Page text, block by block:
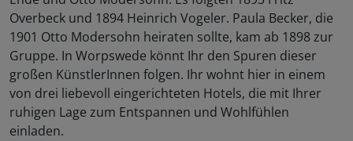
Overbeck und 1894 Heinrich Vogeler. Paula Becker, die
1901 Otto Modersohn heiraten sollte, kam ab 1898 zur
Gruppe. In Worpswede könnt Ihr den Spuren dieser
großen KünstlerInnen folgen. Ihr wohnt hier in einem
von drei liebevoll eingerichteten Hotels, die mit Ihrer
ruhigen Lage zum Entspannen und Wohlfühlen
einladen.